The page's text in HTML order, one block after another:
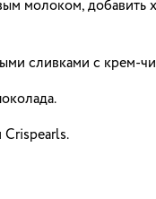
молоком, добавить
сливками с крем-